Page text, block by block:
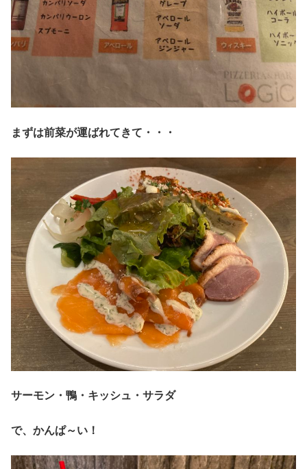
まずは前菜が運ばれてきて・・・
サーモン・鴨・キッシュ・サラダ
で、かんぱ～い！